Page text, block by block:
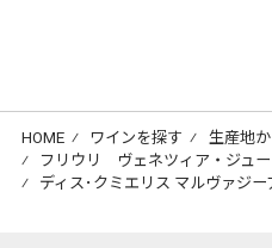
HOME ⁄ ワインを探す ⁄ 生産地
⁄ フリウリ ヴェネツィア・ジュ
⁄ ディス･クミエリス マルヴァジー